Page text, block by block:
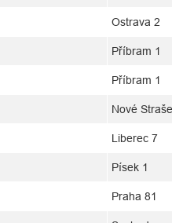
Ostrava 2
Příbram 1
Příbram 1
Nové
Liberec 7
Písek 1
Praha 81